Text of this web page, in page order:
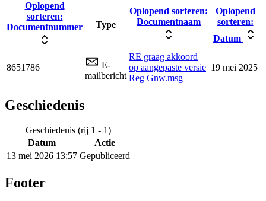
Oplopend
sorteren:
Documentnummer
Type
Oplopend sorteren:
Documentnaam
Oplopend
sorteren:
Datum
8651786
E-
mailbericht
RE graag akkoord
op aangepaste versie
Reg Gnw.msg
19 mei 2025
Geschiedenis
Geschiedenis (rij 1 - 1)
Datum
Actie
13 mei 2026 13:57 Gepubliceerd
Footer